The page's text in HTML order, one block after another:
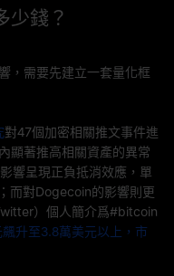
少錢？
，需要先建立一套量化框
對47個加密相關推文事件進
顯著推高相關資產的異常
響呈現正負抵消效應，單
而對Dogecoin的影響則更
）個人簡介爲#bitcoin
升至3.8萬美元以上，市